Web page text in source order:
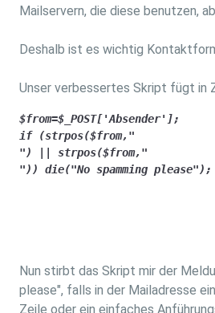
Mailservern, die diese benutzen,
Deshalb ist es wichtig
Unser verbessertes Skript fügt in
$from=$_POST['Absender'];
if (strpos($from,"
") || strpos($from,"
")) die("No spamming please");
Nun stirbt das Skript mir der
please", falls in der Mailadresse
Zeile oder ein einfaches